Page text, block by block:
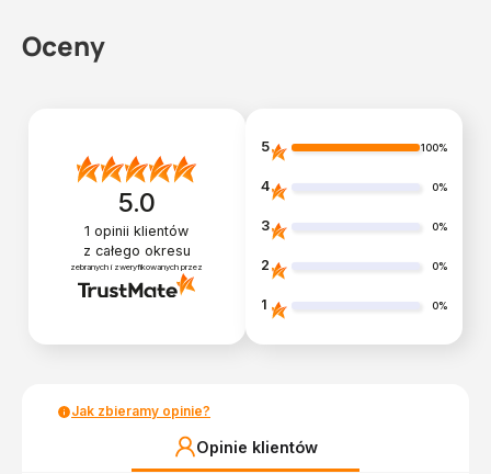
Oceny
5.0
1 opinii klientów
z całego okresu
zebranych i zweryfikowanych przez
5 100%
4 0%
3 0%
2 0%
1 0%
Jak zbieramy opinie?
Opinie klientów